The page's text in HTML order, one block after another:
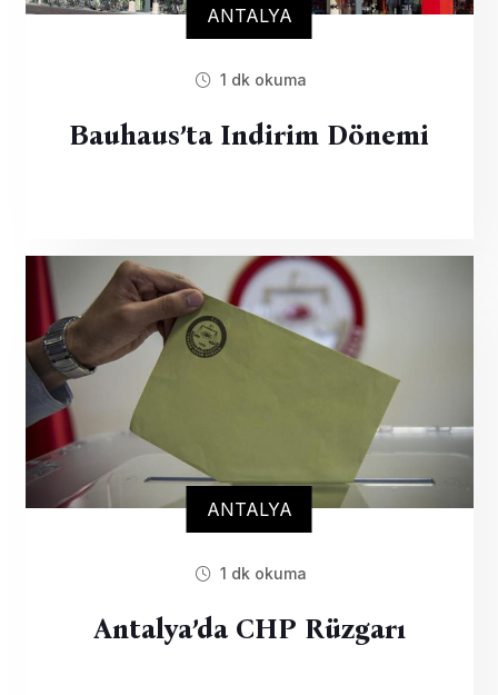
ANTALYA
1 dk okuma
Bauhaus’ta Indirim Dönemi
ANTALYA
1 dk okuma
Antalya’da CHP Rüzgarı